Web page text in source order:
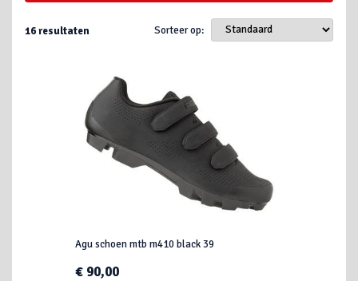
16resultaten Sorteer op:
Agu schoen mtb m410 black 39
€ 90,00